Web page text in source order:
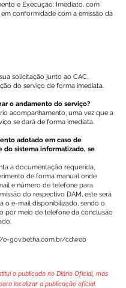
e Execução: Imediato, com
conformidade com a emissão da
solicitação junto ao CAC,
do serviço de forma imediata.
o andamento do serviço?
acompanhamento, uma vez que a
se dará de forma imediata.
adotado em caso de
do sistema informatizado, se
a documentação requerida,
de forma manual onde
e número de telefone para
do respectivo DAM, este será
o e-mail disponibilizado, sendo o
por meio de telefone da conclusão
e-gov.betha.com.br/cdweb
o publicado no Diário Oficial, mas
localizar a publicação oficial.